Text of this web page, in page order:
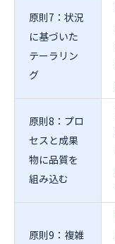
原則7：状況
に基づいた
テーラリン
グ
原則8：プロ
セスと成果
物に品質を
組み込む
原則9：複雑